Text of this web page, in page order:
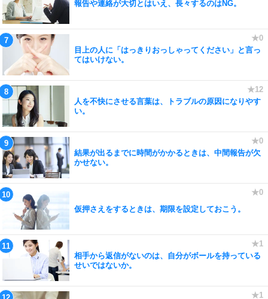
報告や連絡が大切とはいえ、長々するのはNG。
目上の人に「はっきりおっしゃってください」と言っ
てはいけない。
人を不快にさせる言葉は、トラブルの原因になりやす
い。
結果が出るまでに時間がかかるときは、中間報告が欠
かせない。
仮押さえをするときは、期限を設定しておこう。
相手から返信がないのは、自分がボールを持っている
せいではないか。